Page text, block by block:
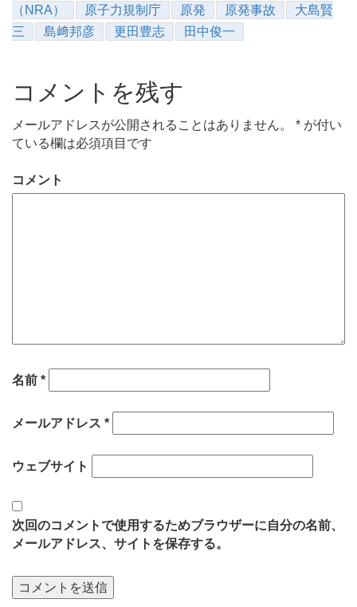
（NRA）
原子力規制庁 原発 原発事故
大島賢
三
島﨑邦彦 更田豊志 田中俊一
コメントを残す
メールアドレスが公開されることはありません。 * が付い
ている欄は必須項目です
コメント
名前 *
メールアドレス *
ウェブサイト
次回のコメントで使用するためブラウザーに自分の名前、
メールアドレス、サイトを保存する。